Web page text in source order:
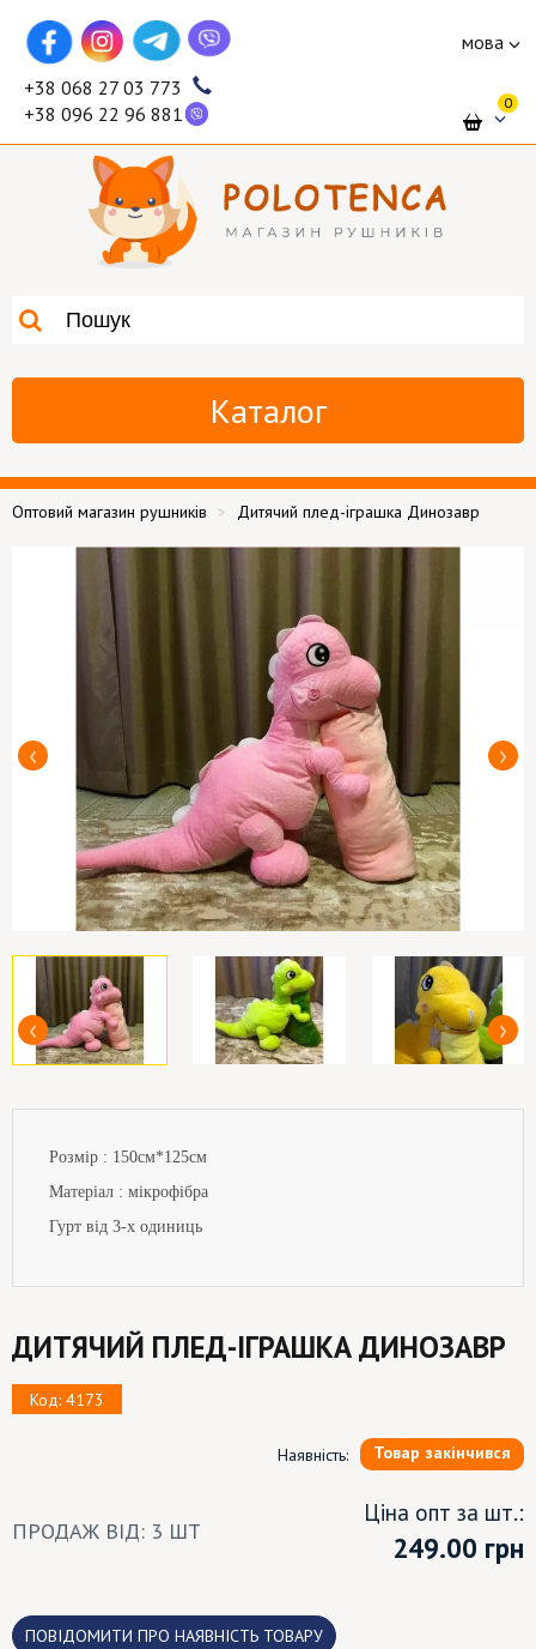
мова
+38 068 27 03 773
+38 096 22 96 881
0
Каталог
Оптовий магазин рушників Дитячий плед-іграшка Динозавр
Розмір : 150см*125см
Матеріал : мікрофібра
Гурт від 3-х одиниць
ДИТЯЧИЙ ПЛЕД-ІГРАШКА ДИНОЗАВР
Код: 4173
Наявність: Товар закінчився
ПРОДАЖ ВІД: 3 ШТ
Ціна опт за шт.:
249.00 грн
ПОВІДОМИТИ ПРО НАЯВНІСТЬ ТОВАРУ